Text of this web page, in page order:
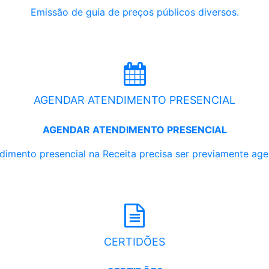
Emissão de guia de preços públicos diversos.
AGENDAR ATENDIMENTO PRESENCIAL
AGENDAR ATENDIMENTO PRESENCIAL
presencial na Receita precisa ser previamente
CERTIDÕES